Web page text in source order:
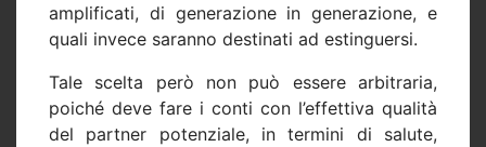
amplificati, di generazione in generazione, e
quali invece saranno destinati ad estinguersi.
Tale scelta però non può essere arbitraria,
poiché deve fare i conti con l’effettiva qualità
del partner potenziale, in termini di salute,